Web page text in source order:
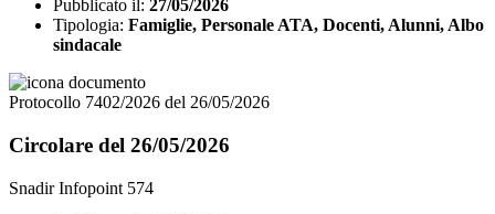
Pubblicato il: 27/05/2026
Tipologia: Famiglie, Personale ATA, Docenti, Alunni, Albo
sindacale
Protocollo 7402/2026 del 26/05/2026
Circolare del 26/05/2026
Snadir Infopoint 574